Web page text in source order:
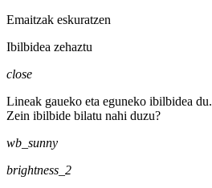
Emaitzak eskuratzen
Ibilbidea zehaztu
close
Lineak gaueko eta eguneko ibilbidea du.
Zein ibilbide bilatu nahi duzu?
wb_sunny
brightness_2